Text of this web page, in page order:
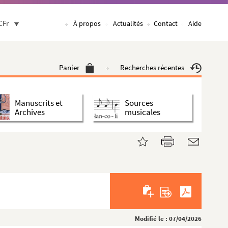
À propos Actualités Contact Aide
Panier Recherches récentes
Manuscrits et
Archives
Sources
musicales
Modifié le : 07/04/2026